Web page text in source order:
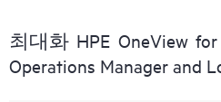
최대화 HPE OneView
Operations Manager and